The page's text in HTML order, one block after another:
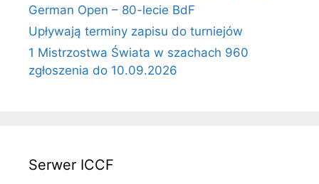
German Open – 80-lecie BdF
Upływają terminy zapisu do turniejów
1 Mistrzostwa Świata w szachach 960
zgłoszenia do 10.09.2026
Serwer ICCF